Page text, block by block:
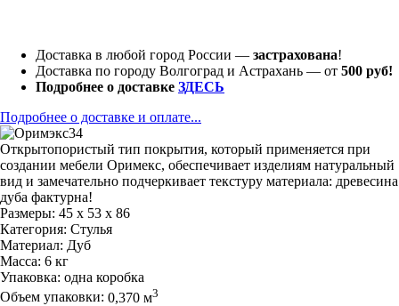
Доставка в любой город России — застрахована!
Доставка по городу Волгоград и Астрахань — от 500 руб!
Подробнее о доставке ЗДЕСЬ
Подробнее о доставке и оплате...
Открытопористый тип покрытия, который применяется при
создании мебели Оримекс, обеспечивает изделиям натуральный
вид и замечательно подчеркивает текстуру материала: древесина
дуба фактурна!
Размеры: 45 x 53 x 86
Категория: Стулья
Материал: Дуб
Масса: 6 кг
Упаковка: одна коробка
Объем упаковки: 0,370 м3